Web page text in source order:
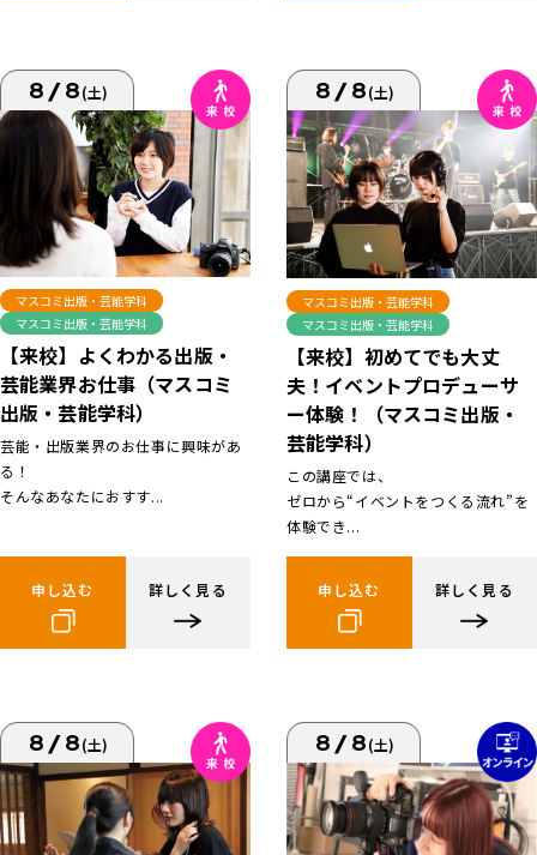
8/8(土)
マスコミ出版・芸能学科
マスコミ出版・芸能学科
【来校】よくわかる出版・
芸能業界お仕事（マスコミ
出版・芸能学科）
芸能・出版業界のお仕事に興味があ
る！
そんなあなたにおすす...
申し込む 詳しく見る
8/8(土)
マスコミ出版・芸能学科
マスコミ出版・芸能学科
【来校】初めてでも大丈
夫！イベントプロデューサ
ー体験！（マスコミ出版・
芸能学科）
この講座では、
ゼロから“イベントをつくる流れ”を
体験でき...
申し込む 詳しく見る
8/8(土) 8/8(土)